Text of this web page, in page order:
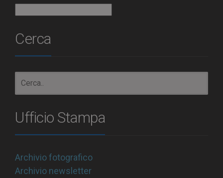
Cerca
Ufficio Stampa
Archivio fotografico
Archivio newsletter